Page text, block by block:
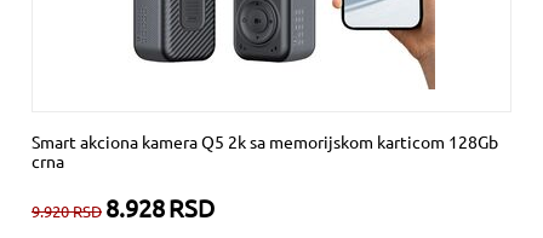
Smart akciona kamera Q5 2k sa memorijskom karticom 128Gb
crna
9.920RSD 8.928RSD